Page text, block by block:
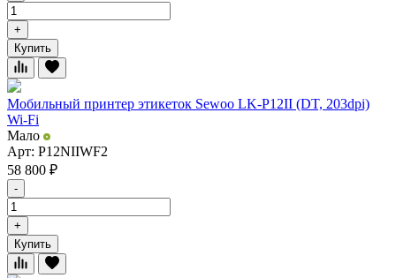
+
Купить
Мобильный принтер этикеток Sewoo LK-P12II (DT, 203dpi)
Wi-Fi
Мало
Арт: P12NIIWF2
58 800 ₽
-
+
Купить